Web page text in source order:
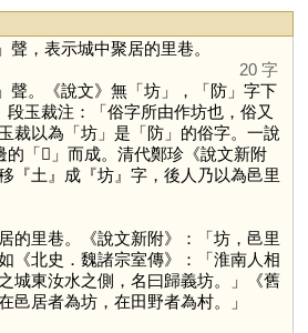
聲，表示城中聚居的里巷。
20 字
聲。《說文》無「坊」，「防」字下
段玉裁注：「俗字所由作坊也，俗又
裁以為「坊」是「防」的俗字。一說
的「𨸏 」而成。清代鄭珍《說文新附
『土』成『坊』字，後人乃以為邑里
的里巷。《說文新附》：「坊，邑里
《北史．魏諸宗室傳》：「淮南人相
城東汝水之側，名曰歸義坊。」《舊
邑居者為坊，在田野者為村。」